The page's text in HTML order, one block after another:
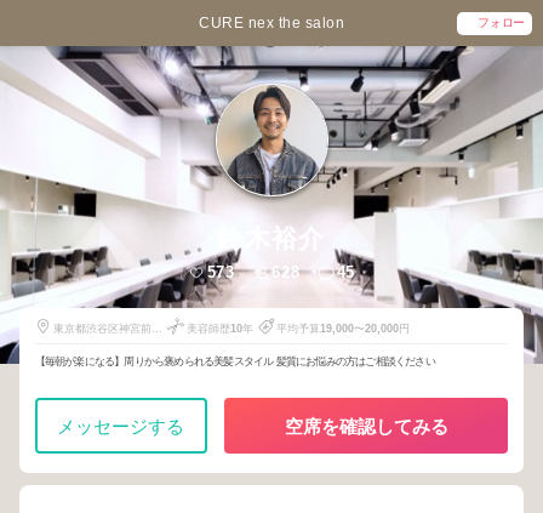
CURE nex the salon フォロー
鈴木裕介
573 628 45
東京都渋谷区神宮前5-
美容師歴10年 平均予算19,000〜20,000円
【毎朝が楽になる】周りから褒められる美髪スタイル 髪質にお悩みの方はご相談ください
メッセージする 空席を確認してみる